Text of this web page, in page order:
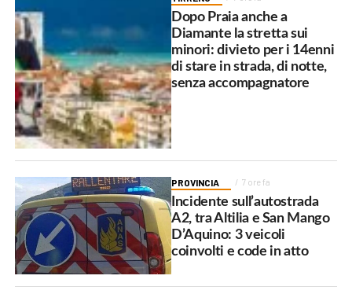
Dopo Praia anche a
Diamante la stretta sui
minori: divieto per i 14enni
di stare in strada, di notte,
senza accompagnatore
PROVINCIA 7 ore fa
Incidente sull’autostrada
A2, tra Altilia e San Mango
D’Aquino: 3 veicoli
coinvolti e code in atto